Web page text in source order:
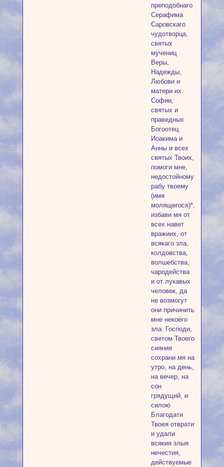
преподобнаго
Серафима
Саровскаго
чудотворца,
святых
мучениц
Веры,
Надежды,
Любови и
матери их
Софии,
святых и
праведных
Богоотец
Иоакима и
Анны и всех
святых Твоих,
помоги мне,
недостойному
рабу твоему
(имя
молящегося)*,
избави мя от
всех навет
вражиих, от
всякаго зла,
колдовства,
волшебства,
чародейства
и от лукавых
человек, да
не возмогут
они причинить
мне некоего
зла. Господи,
светом Твоего
сияния
сохрани мя на
утро, на день,
на вечер, на
сон
грядущий, и
силою
Благодати
Твоея отврати
и удали
всякия злыя
нечестия,
действуемые